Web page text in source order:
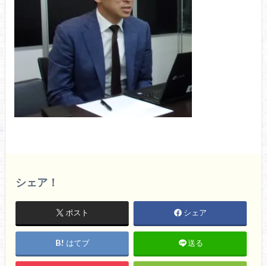
シェア！
ポスト シェア
はてブ 送る